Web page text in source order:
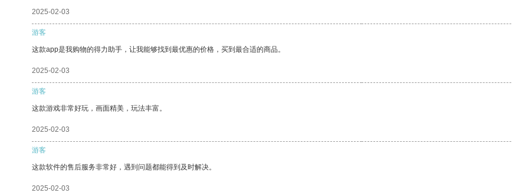
2025-02-03
游客
这款app是我购物的得力助手，让我能够找到最优惠的价格，买到最合适的商品。
2025-02-03
游客
这款游戏非常好玩，画面精美，玩法丰富。
2025-02-03
游客
这款软件的售后服务非常好，遇到问题都能得到及时解决。
2025-02-03